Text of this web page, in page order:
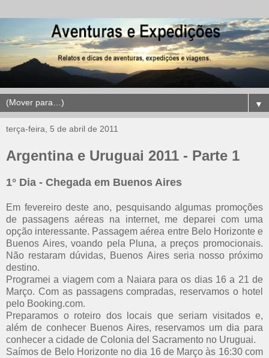
▼
terça-feira, 5 de abril de 2011
Argentina e Uruguai 2011 - Parte 1
1° Dia - Chegada em Buenos Aires
Em fevereiro deste ano, pesquisando algumas promoções
de passagens aéreas na internet, me deparei com uma
opção interessante. Passagem aérea entre Belo Horizonte e
Buenos Aires, voando pela Pluna, a preços promocionais.
Não restaram dúvidas, Buenos Aires seria nosso próximo
destino.
Programei a viagem com a Naiara para os dias 16 a 21 de
Março. Com as passagens compradas, reservamos o hotel
pelo Booking.com.
Preparamos o roteiro dos locais que seriam visitados e,
além de conhecer Buenos Aires, reservamos um dia para
conhecer a cidade de Colonia del Sacramento no Uruguai.
Saímos de Belo Horizonte no dia 16 de Março às 16:30 com